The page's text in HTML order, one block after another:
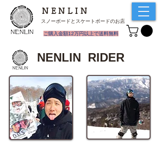
スノーボードとスケートボードのお店
NENLIN
​ご購入金額12万円以上で送料無料
​NENLIN RIDER